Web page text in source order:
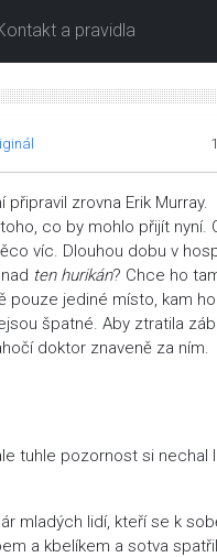
a pravidla
zrovna Erik Murray.
co by mohlo přijít nyní.
víc. Dlouhou dobu v
ten hurikán? Chce ho
pouze jediné místo, kam ho
špatné. Aby ztratila
doktor znaveně za ním.
tuhle pozornost si nechal
mladých lidí, kteří se k
a kbelíkem a sotva spatřil